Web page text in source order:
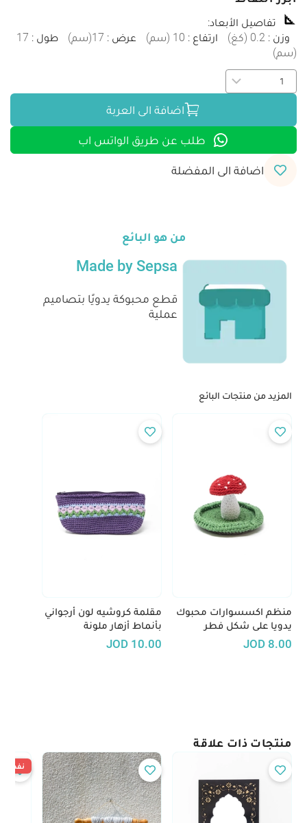
تفاصيل الأبعاد:
وزن :
0.2
(كغ) ارتفاع :
10
(سم) عرض :
17
(سم) طول :
17
(سم)
اضافة الى العربة
طلب عن طريق الواتس اب
اضافة الى المفضلة
من هو البائع
Made by Sepsa
قطع محبوكة يدويًا بتصاميم
عملية
المزيد من منتجات البائع
منظم اكسسوارات محبوك
يدويا على شكل فطر
8.00
JOD
مقلمة كروشيه لون أرجواني
بأنماط أزهار ملونة
10.00
JOD
منتجات ذات علاقة
نفدت